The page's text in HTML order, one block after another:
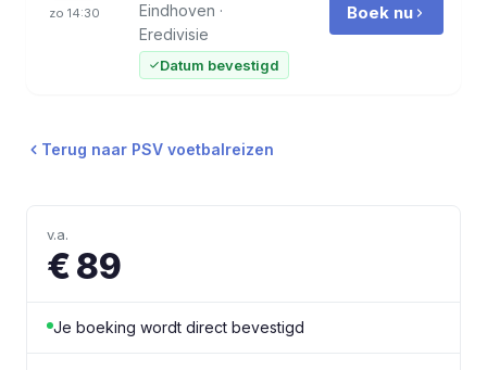
zo 14:30
Eindhoven ·
Eredivisie
Datum bevestigd
Boek nu
Terug naar PSV voetbalreizen
v.a.
€ 89
Je boeking wordt direct bevestigd